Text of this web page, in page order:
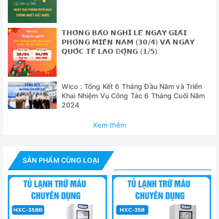
độ đồng đều hơn, sử dụng ít điện năng hơn và tiếng ồn
thấp hơn.
✅ Nhiều chức năng bảo vệ an toàn: Nhiều cảnh báo bao
gồm nhiệt độ cao và thấp, mất điện, cửa khép hờ, lỗi cảm
biến và pin yếu. Âm thanh rung, đèn nhấp nháy và kết nối
từ xa là các tính năng báo động tiêu chuẩn. Pin tích hợp
cung cấp nguồn cho hệ thống cảnh báo trong trường hợp
mất điện. Mô đun thẻ quẹt NFC tiêu chuẩn.
- Dải nhiệt độ làm việc:4±1 độ C
- Dung tích:149 lít
- Khả năng bảo quản:60 túi máu 450ml
- Ngăn chứa túi máu:2 ngăn kéo + 6 giỏ đựng
𝗧𝗛𝗢̂𝗡𝗚 𝗕𝗔́𝗢 𝗡𝗚𝗛𝗜̉ 𝗟𝗘̂̃ 𝗡𝗚𝗔̀𝗬 𝗚𝗜𝗔̉𝗜
𝗣𝗛𝗢́𝗡𝗚 𝗠𝗜𝗘̂̀𝗡 𝗡𝗔𝗠 (𝟯𝟬/𝟰) 𝗩𝗔̀ 𝗡𝗚𝗔̀𝗬
𝗤𝗨𝗢̂́𝗖 𝗧𝗘̂́ 𝗟𝗔𝗢 Đ𝗢̣̂𝗡𝗚 (𝟭/𝟱)
Wico : Tổng Kết 6 Tháng Đầu Năm và Triển
Khai Nhiệm Vụ Công Tác 6 Tháng Cuối Năm
2024
Xem thêm
SẢN PHẨM CÙNG LOẠI